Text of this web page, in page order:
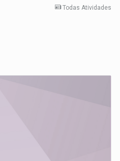
Todas Atividades